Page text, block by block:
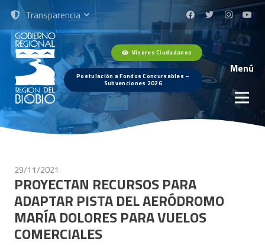
Transparencia
Visores Ciudadanos
Postulación a Fondos Concursables –
Subvenciones 2026
Menú
29/11/2021
PROYECTAN RECURSOS PARA
ADAPTAR PISTA DEL AERÓDROMO
MARÍA DOLORES PARA VUELOS
COMERCIALES